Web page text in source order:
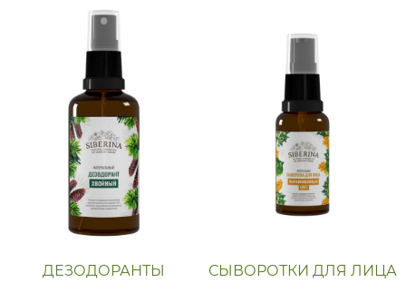
ДЕЗОДОРАНТЫ СЫВОРОТКИ ДЛЯ ЛИЦА